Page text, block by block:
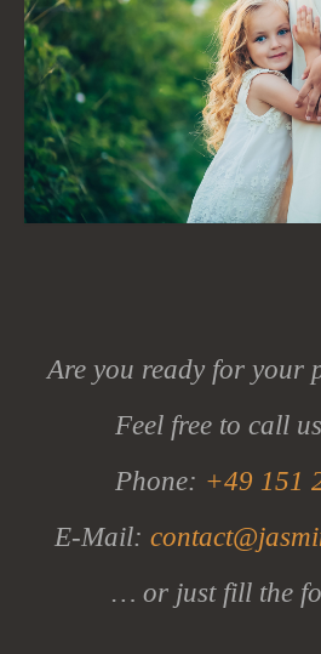
Are you ready for your
Feel free to call
Phone: +49 151
E-Mail:
… or just fill the